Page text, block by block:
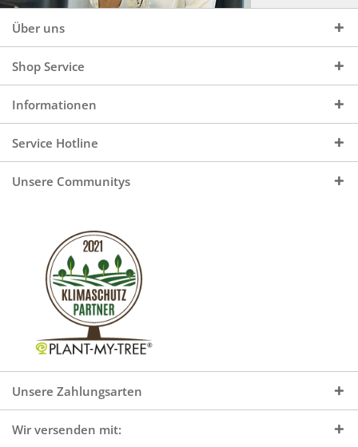
Über uns
Shop Service
Informationen
Service Hotline
Unsere Communitys
Unsere Zahlungsarten
Wir versenden mit: